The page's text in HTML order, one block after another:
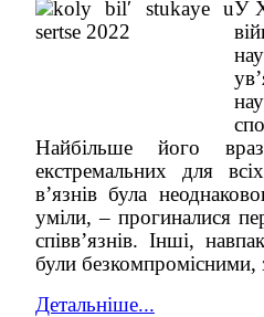
У
Найбільше його
екстремальних для
в’язнів була
уміли, – прогиналися
співв’язнів. Інші,
були безкомпромісними,
Детальніше...